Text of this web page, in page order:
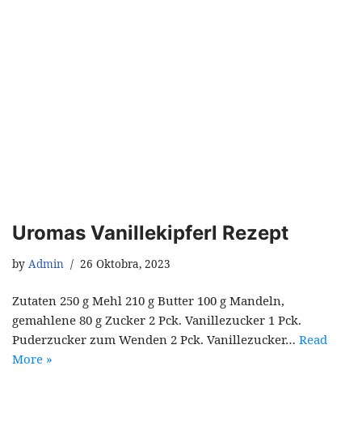
Uromas Vanillekipferl Rezept
by Admin 26 Oktobra, 2023
Zutaten 250 g Mehl 210 g Butter 100 g Mandeln,
gemahlene 80 g Zucker 2 Pck. Vanillezucker 1 Pck.
Puderzucker zum Wenden 2 Pck. Vanillezucker… Read
More »